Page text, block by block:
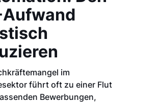
Aufwand
im
führt oft zu einer Flut
Bewerbungen,